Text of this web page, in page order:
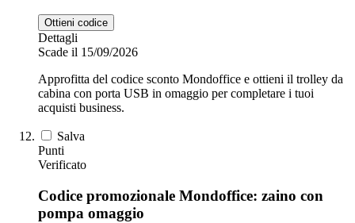
Ottieni codice
Dettagli
Scade il 15/09/2026
Approfitta del codice sconto Mondoffice e ottieni il trolley da
cabina con porta USB in omaggio per completare i tuoi
acquisti business.
Salva
Punti
Verificato
Codice promozionale Mondoffice: zaino con
pompa omaggio